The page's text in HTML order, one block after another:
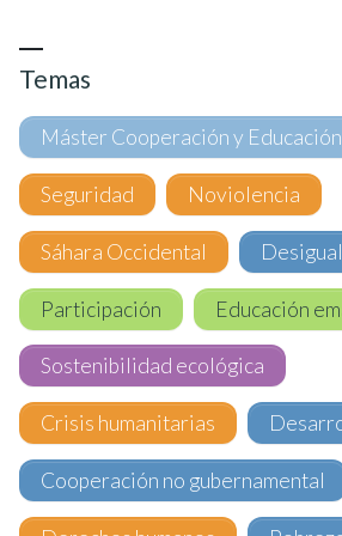
Temas
Máster Cooperación y
Seguridad Noviolencia
Sáhara Occidental
Participación Educación
Sostenibilidad ecológica
Crisis humanitarias
Cooperación no gubernamental